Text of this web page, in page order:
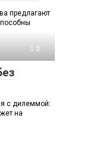
предлагают
0
с дилеммой:
на